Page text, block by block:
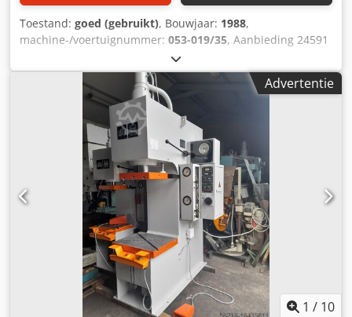
Toestand: goed (gebruikt), Bouwjaar: 1988,
machine-/voertuignummer: 053-019/35, Aanbieding 24591
Technische gegevens: - maximaal perskracht 25 t -
maximaal ramslag 500 mm - Hefsnelheid 0 - 40 mm/s -
Terugkeer 0 - 200 m/min - Inbouwhoogte 800 mm - Keel tot
midden van de ram 360 mm - Klemoppervlak ram 440 x
360 mm - Ramklempen 40 mm - Tafelafmetingen 630 x 500
mm Dcjdjwd Nybopfx Aanok - Tafelhoogte boven de vloer
710 mm - Dieptrekkracht 10 t - maximale dieptrekdiepte
160 mm - Aandrijving 400 V / 4 kW - Ruimtebehoefte ca. B
800 x H 2720 x D 1150 mm - Gewicht ca. 2500 kg
Advertentie
1 / 10